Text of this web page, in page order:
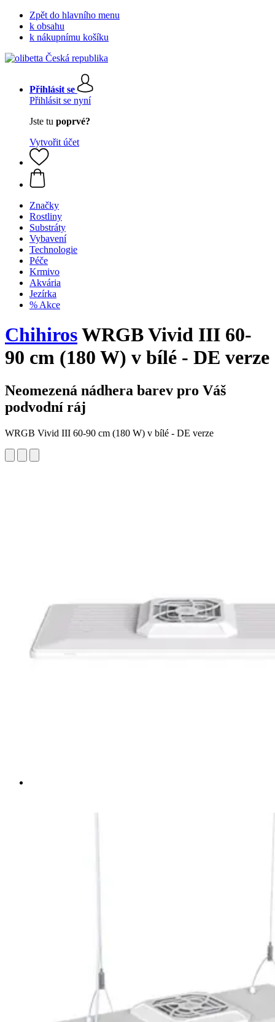
Zpět do hlavního menu
k obsahu
k nákupnímu košíku
Přihlásit se
Přihlásit se nyní
Jste tu poprvé?
Vytvořit účet
Značky
Rostliny
Substráty
Vybavení
Technologie
Péče
Krmivo
Akvária
Jezírka
% Akce
ChihirosWRGB Vivid III 60-
90 cm (180 W) v bílé - DE verze
Neomezená nádhera barev pro Váš
podvodní ráj
WRGB Vivid III 60-90 cm (180 W) v bílé - DE verze